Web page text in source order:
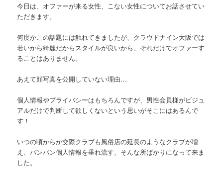
今日は、オファーが来る女性、こない女性についてお話させてい
ただきます。
何度かこの話題には触れてきましたが、クラウドナイン大阪では
若いから綺麗だからスタイルが良いから、それだけでオファーす
ることはありません。
あえて顔写真を公開していない理由…
個人情報やプライバシーはもちろんですが、男性会員様がビジュ
アルだけで判断して欲しくないという思いがそこにはあるんで
す！
いつの頃からか交際クラブも風俗店の延長のようなクラブが増
え、バンバン個人情報を垂れ流す、そんな所ばかりになって来ま
した。